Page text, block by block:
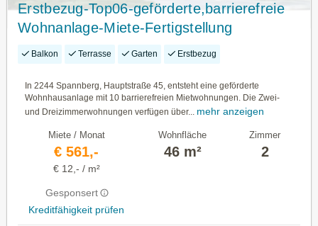
Erstbezug-Top06-geförderte,barrierefreie
Wohnanlage-Miete-Fertigstellung
geplant:2.Quartal 2027
Balkon Terrasse Garten Erstbezug
In 2244 Spannberg, Hauptstraße 45, entsteht eine geförderte
Wohnhausanlage mit 10 barrierefreien Mietwohnungen. Die Zwei-
und Dreizimmerwohnungen verfügen über... mehr anzeigen
Miete / Monat
€ 561,-
€ 12,- / m²
Gesponsert
Kreditfähigkeit prüfen
Wohnfläche
46 m²
Zimmer
2